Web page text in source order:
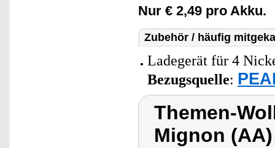
Nur € 2,49 pro Akku.
Zubehör / häufig
Ladegerät für 4
Bezugsquelle:
Themen-
Mignon (AA)